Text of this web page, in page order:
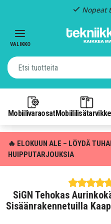
Nopeat
VALIKKO
Mobiilivaraosat
🔥 ELOKUUN ALE – LÖYDÄ
HUIPPUTARJOUKSIA
SiGN Tehokas
Sisäänrakennetuilla